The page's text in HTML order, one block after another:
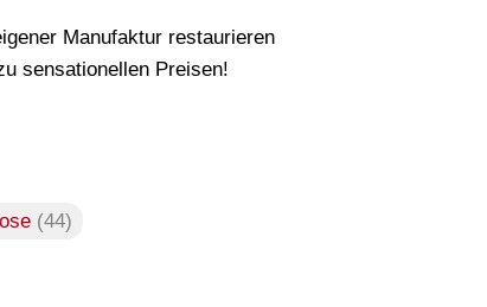
Manufaktur restaurieren
sensationellen Preisen!
(44)